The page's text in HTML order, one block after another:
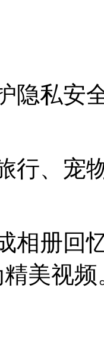
隐私安
行、宠
相册回
美视频